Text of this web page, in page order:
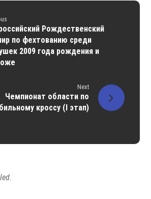
Рождественский
по фехтованию среди
2009 года рождения и
Next
Чемпионат области по
кроссу (I этап)